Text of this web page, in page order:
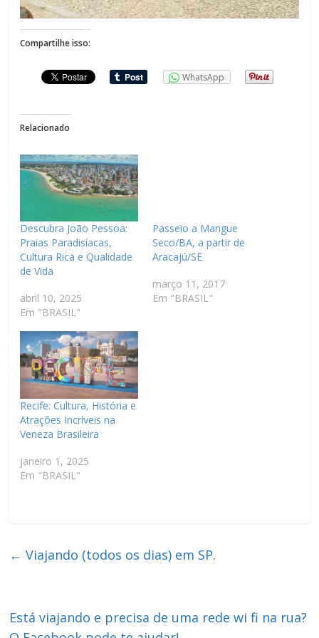
Compartilhe isso:
WhatsApp
Relacionado
Descubra João Pessoa:
Praias Paradisíacas,
Cultura Rica e Qualidade
de Vida
abril 10, 2025
Em "BRASIL"
Passeio a Mangue
Seco/BA, a partir de
Aracajú/SE
março 11, 2017
Em "BRASIL"
Recife: Cultura, História e
Atrações Incríveis na
Veneza Brasileira
janeiro 1, 2025
Em "BRASIL"
← Viajando (todos os dias) em SP.
Está viajando e precisa de uma rede wi fi na rua?